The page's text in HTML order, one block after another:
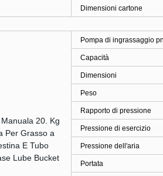
Dimensioni cartone
Pompa di ingrassaggio
Capacità
Dimensioni
Peso
Rapporto di pressione
Pressione di esercizio
Pressione dell'aria
Portata